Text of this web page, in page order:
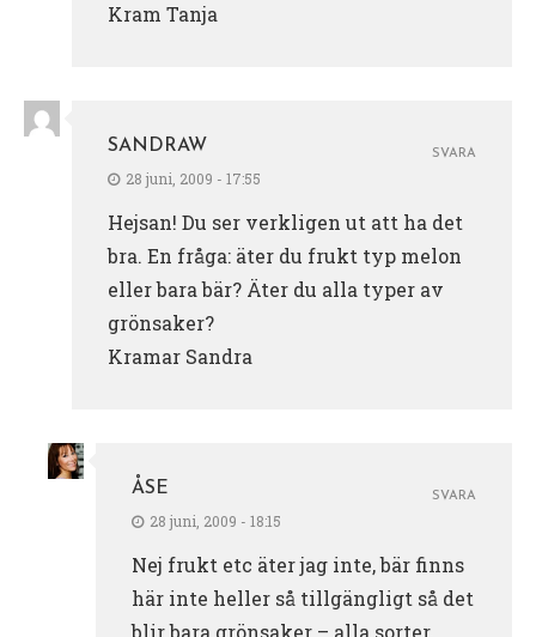
Kram Tanja
SANDRAW
28 juni, 2009 - 17:55
Hejsan! Du ser verkligen ut att ha det
bra. En fråga: äter du frukt typ melon
eller bara bär? Äter du alla typer av
grönsaker?
Kramar Sandra
SVARA
ÅSE
28 juni, 2009 - 18:15
Nej frukt etc äter jag inte, bär finns
här inte heller så tillgängligt så det
blir bara grönsaker – alla sorter.
SVARA